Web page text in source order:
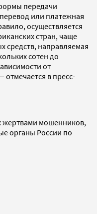
передачи
или платежная
осуществляется
стран, чаще
средств, направляемая
сотен до
от
отмечается в пресс-
жертвами мошенников,
органы России по